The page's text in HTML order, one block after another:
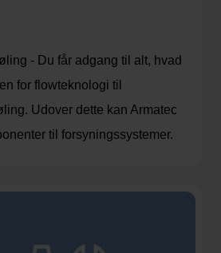
- Du får adgang til alt, hvad
for flowteknologi til
Udover dette kan Armatec
til forsyningssystemer.